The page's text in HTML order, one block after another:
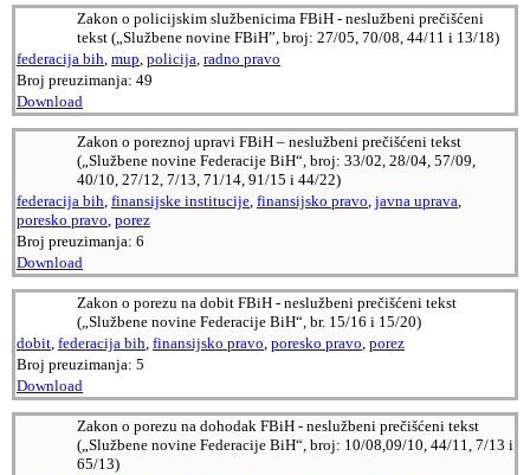
Zakon o policijskim službenicima FBiH - neslužbeni prečišćeni
tekst („Službene novine FBiH”, broj: 27/05, 70/08, 44/11 i 13/18)
federacija bih, mup, policija, radno pravo
Broj preuzimanja: 49
Download
Zakon o poreznoj upravi FBiH – neslužbeni prečišćeni tekst
(„Službene novine Federacije BiH“, broj: 33/02, 28/04, 57/09,
40/10, 27/12, 7/13, 71/14, 91/15 i 44/22)
federacija bih, finansijske institucije, finansijsko pravo, javna uprava,
poresko pravo, porez
Broj preuzimanja: 6
Download
Zakon o porezu na dobit FBiH - neslužbeni prečišćeni tekst
(„Službene novine Federacije BiH“, br. 15/16 i 15/20)
dobit, federacija bih, finansijsko pravo, poresko pravo, porez
Broj preuzimanja: 5
Download
Zakon o porezu na dohodak FBiH - neslužbeni prečišćeni tekst
(„Službene novine Federacije BiH“, broj: 10/08,09/10, 44/11, 7/13 i
65/13)